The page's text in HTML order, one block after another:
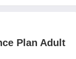
Plan Adult